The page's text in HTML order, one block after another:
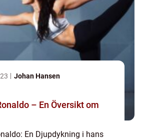
Johan Hansen
– En Översikt om
En Djupdykning i hans